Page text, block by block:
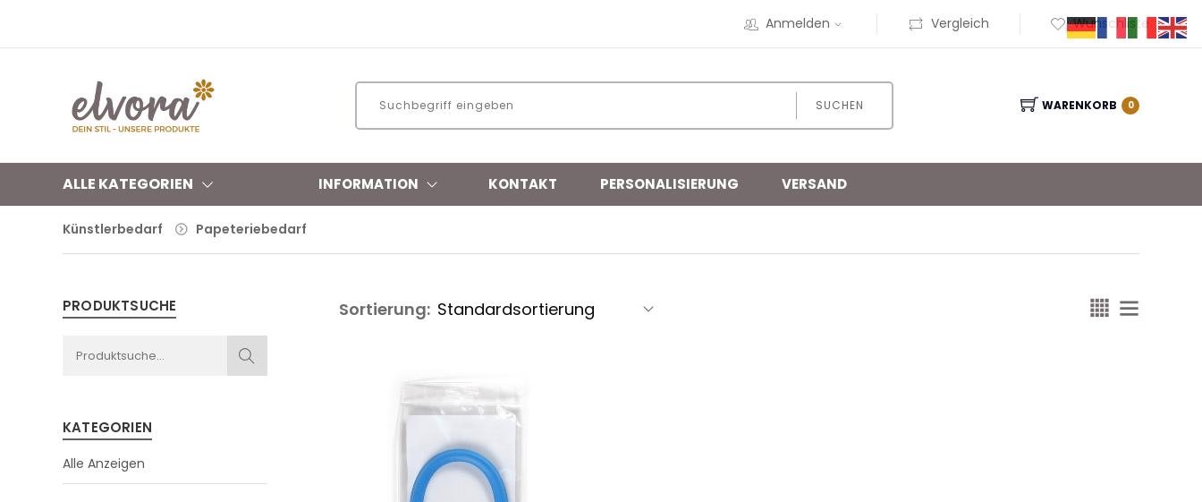
Anmelden Vergleich Wunschliste
SUCHEN WARENKORB 0
ALLE KATEGORIEN INFORMATION KONTAKT PERSONALISIERUNG VERSAND
Künstlerbedarf Papeteriebedarf
PRODUKTSUCHE
KATEGORIEN
Alle Anzeigen
Sortierung: